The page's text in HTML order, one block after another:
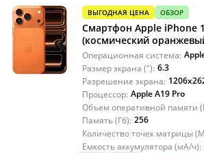
ВЫГОДНАЯ ЦЕНА ОБЗОР
Смартфон Apple iPhone
(космический
Операционная система:
Размер экрана ("): 6.3
Разрешение экрана:
Процессор: Apple A19 Pro
Объем оперативной памяти
Память (Гб): 256
Количество точек матрицы
Емкость аккумулятора (мА/ч):